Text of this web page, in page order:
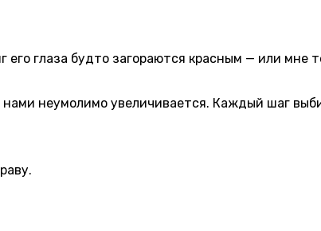
глаза будто загораются красным — или мне
неумолимо увеличивается. Каждый шаг